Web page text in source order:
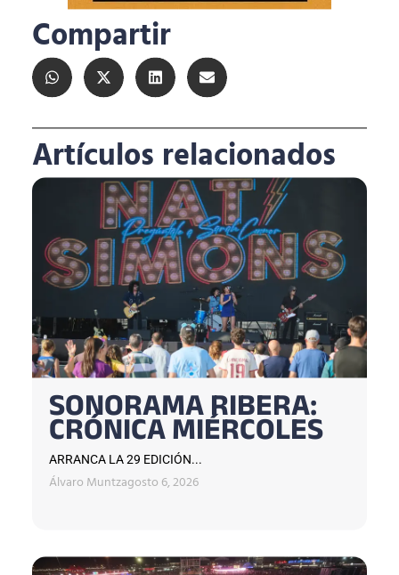
Compartir
Artículos relacionados
SONORAMA RIBERA:
CRÓNICA MIÉRCOLES
ARRANCA LA 29 EDICIÓN...
Álvaro Muntzagosto 6, 2026